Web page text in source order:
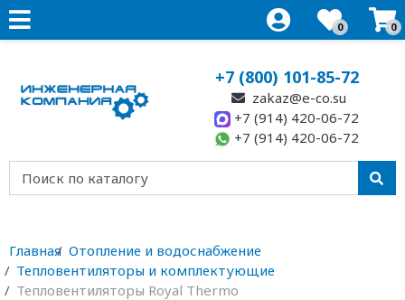
0 0
+7 (800) 101-85-72
zakaz@e-co.su
+7 (914) 420-06-72
+7 (914) 420-06-72
Главная Отопление и водоснабжение
Тепловентиляторы и комплектующие
Тепловентиляторы Royal Thermo